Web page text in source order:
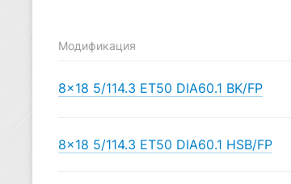
Модификация
8×18 5/114.3 ET50 DIA60.1 BK/FP
8×18 5/114.3 ET50 DIA60.1 HSB/FP